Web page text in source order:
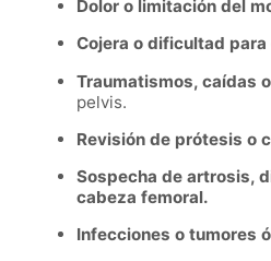
Dolor o limitación del
Cojera o dificultad para
Traumatismos, caídas
pelvis.
Revisión de prótesis o
Sospecha de artrosis,
cabeza femoral.
Infecciones o tumores